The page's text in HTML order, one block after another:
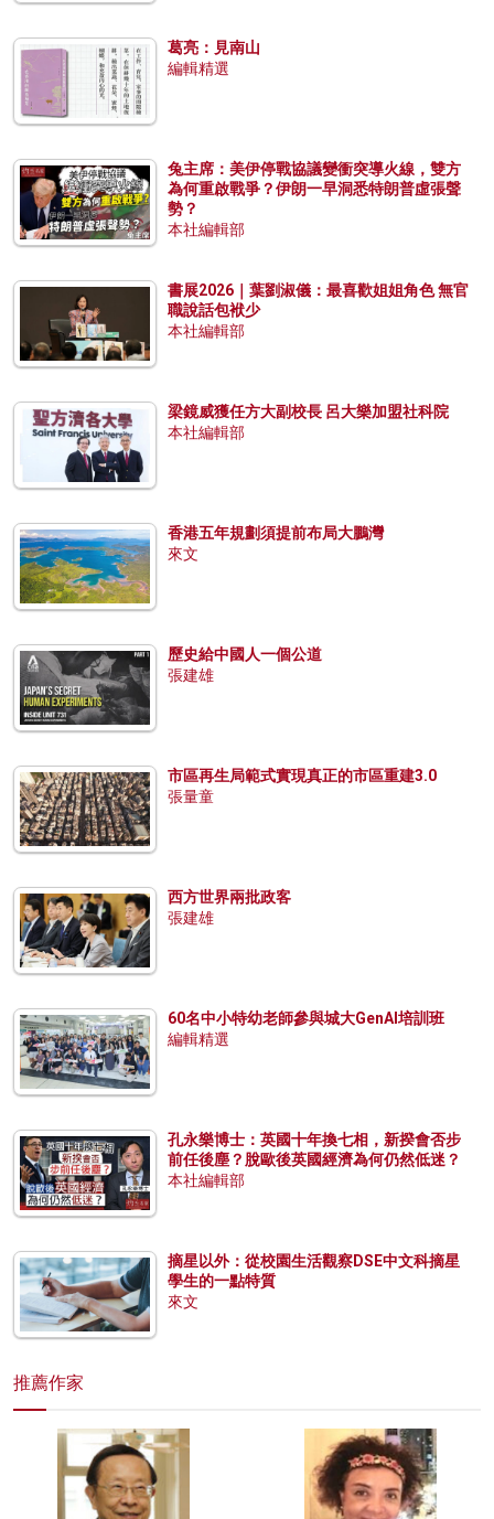
葛亮：見南山
編輯精選
兔主席：美伊停戰協議變衝突導火線，雙方
為何重啟戰爭？伊朗一早洞悉特朗普虛張聲
勢？
本社編輯部
書展2026｜葉劉淑儀：最喜歡姐姐角色 無官
職說話包袱少
本社編輯部
梁鏡威獲任方大副校長 呂大樂加盟社科院
本社編輯部
香港五年規劃須提前布局大鵬灣
來文
歷史給中國人一個公道
張建雄
市區再生局範式實現真正的市區重建3.0
張量童
西方世界兩批政客
張建雄
60名中小特幼老師參與城大GenAI培訓班
編輯精選
孔永樂博士：英國十年換七相，新揆會否步
前任後塵？脫歐後英國經濟為何仍然低迷？
本社編輯部
摘星以外：從校園生活觀察DSE中文科摘星
學生的一點特質
來文
推薦作家